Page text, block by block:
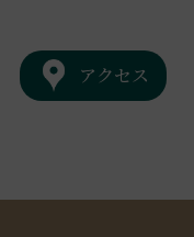
アクセス